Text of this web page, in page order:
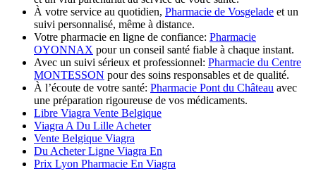
À votre service au quotidien, Pharmacie de Vosgelade et un
suivi personnalisé, même à distance.
Votre pharmacie en ligne de confiance: Pharmacie
OYONNAX pour un conseil santé fiable à chaque instant.
Avec un suivi sérieux et professionnel: Pharmacie du Centre
MONTESSON pour des soins responsables et de qualité.
À l’écoute de votre santé: Pharmacie Pont du Château avec
une préparation rigoureuse de vos médicaments.
Libre Viagra Vente Belgique
Viagra A Du Lille Acheter
Vente Belgique Viagra
Du Acheter Ligne Viagra En
Prix Lyon Pharmacie En Viagra